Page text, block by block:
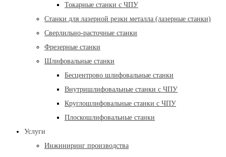
Токарные станки с ЧПУ
Станки для лазерной резки металла (лазерные станки)
Сверлильно-расточные станки
Фрезерные станки
Шлифовальные станки
Бесцентрово шлифовальные станки
Внутришлифовальные станки с ЧПУ
Круглошлифовальные станки с ЧПУ
Плоскошлифовальные станки
Услуги
Инжиниринг производства